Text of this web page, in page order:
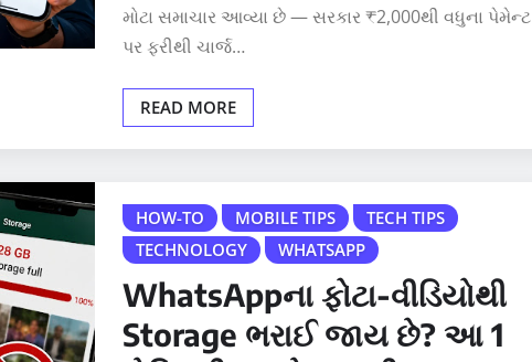
મોટા સમાચાર આવ્યા છે — સરકાર ₹2,000થી વધુના પેમેન્ટ
પર ફરીથી ચાર્જ…
READ MORE
HOW-TO MOBILE TIPS
TECH TIPS
TECHNOLOGY
WHATSAPP
WhatsAppના ફોટા-વીડિયોથી
Storage ભરાઈ જાય છે? આ 1